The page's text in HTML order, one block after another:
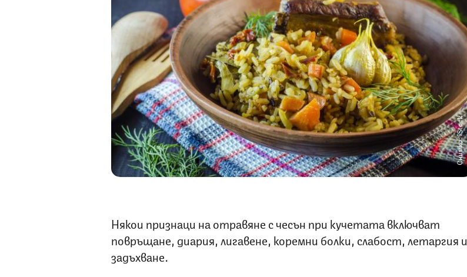
Снимка: iStock
Някои признаци на отравяне с чесън при кучетата включват
повръщане, диария, лигавене, коремни болки, слабост, летаргия и
задъхване.